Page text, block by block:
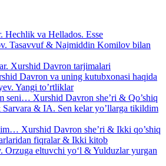
Hechlik va Hellados. Esse
Tasavvuf & Najmiddin Komilov bilan
Xurshid Davron tarjimalari
Davron va uning kutubxonasi haqida
Yangi to’rtliklar
seni… Xurshid Davron she’ri & Qo’shiq
& IA. Sen kelar yo’llarga tikildim
Xurshid Davron she’ri & Ikki qo’shiq
fiqralar & Ikki kitob
Orzuga eltuvchi yo‘l & Yulduzlar yurgan